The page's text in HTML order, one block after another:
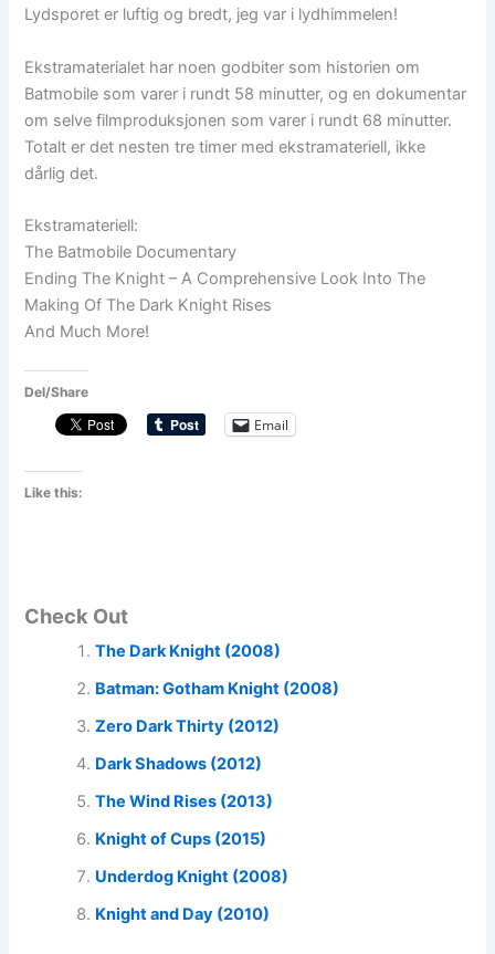
Lydsporet er luftig og bredt, jeg var i lydhimmelen!
Ekstramaterialet har noen godbiter som historien om
Batmobile som varer i rundt 58 minutter, og en dokumentar
om selve filmproduksjonen som varer i rundt 68 minutter.
Totalt er det nesten tre timer med ekstramateriell, ikke
dårlig det.
Ekstramateriell:
The Batmobile Documentary
Ending The Knight – A Comprehensive Look Into The
Making Of The Dark Knight Rises
And Much More!
Del/Share
Email
Like this:
Check Out
The Dark Knight (2008)
Batman: Gotham Knight (2008)
Zero Dark Thirty (2012)
Dark Shadows (2012)
The Wind Rises (2013)
Knight of Cups (2015)
Underdog Knight (2008)
Knight and Day (2010)